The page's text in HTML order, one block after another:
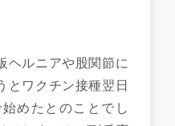
ヘルニアや股関節に
とワクチン接種翌日
めたとのことでし